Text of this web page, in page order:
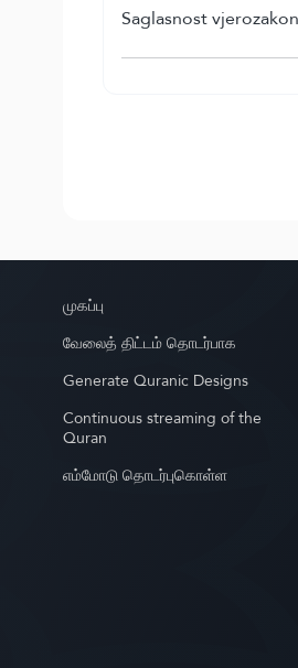
Saglasnost
முகப்பு
வேலைத் திட்டம் தொடர்பாக
Generate Quranic Designs
Continuous streaming of the
Quran
எம்மோடு தொடர்புகொள்ள